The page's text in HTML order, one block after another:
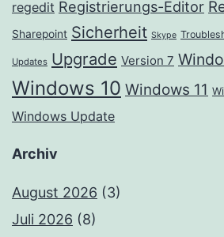
regedit Registrierungs-Editor
Sharepoint Sicherheit Skype
Updates Upgrade Version 7
Windows 10 Windows 11
Windows Update
Archiv
August 2026 (3)
Juli 2026 (8)